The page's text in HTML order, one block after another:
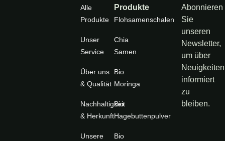
Alle
Produkte
Unser
Service
Über uns
& Qualität
Nachhaltigkeit
& Herkunft
Unsere
Produkte
Flohsamenschalen
Chia
Samen
Bio
Moringa
Bio
Hagebuttenpulver
Bio
Abonnieren
Sie
unseren
Newsletter,
um über
Neuigkeiten
informiert
zu
bleiben.